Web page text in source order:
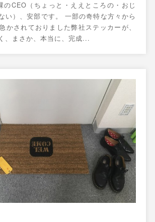
のCEO（ちょっと・ええところの・おじ
い）、安部です。 一部の奇特な方々から
かされておりました弊社ステッカーが、
、まさか、本当に、完成...